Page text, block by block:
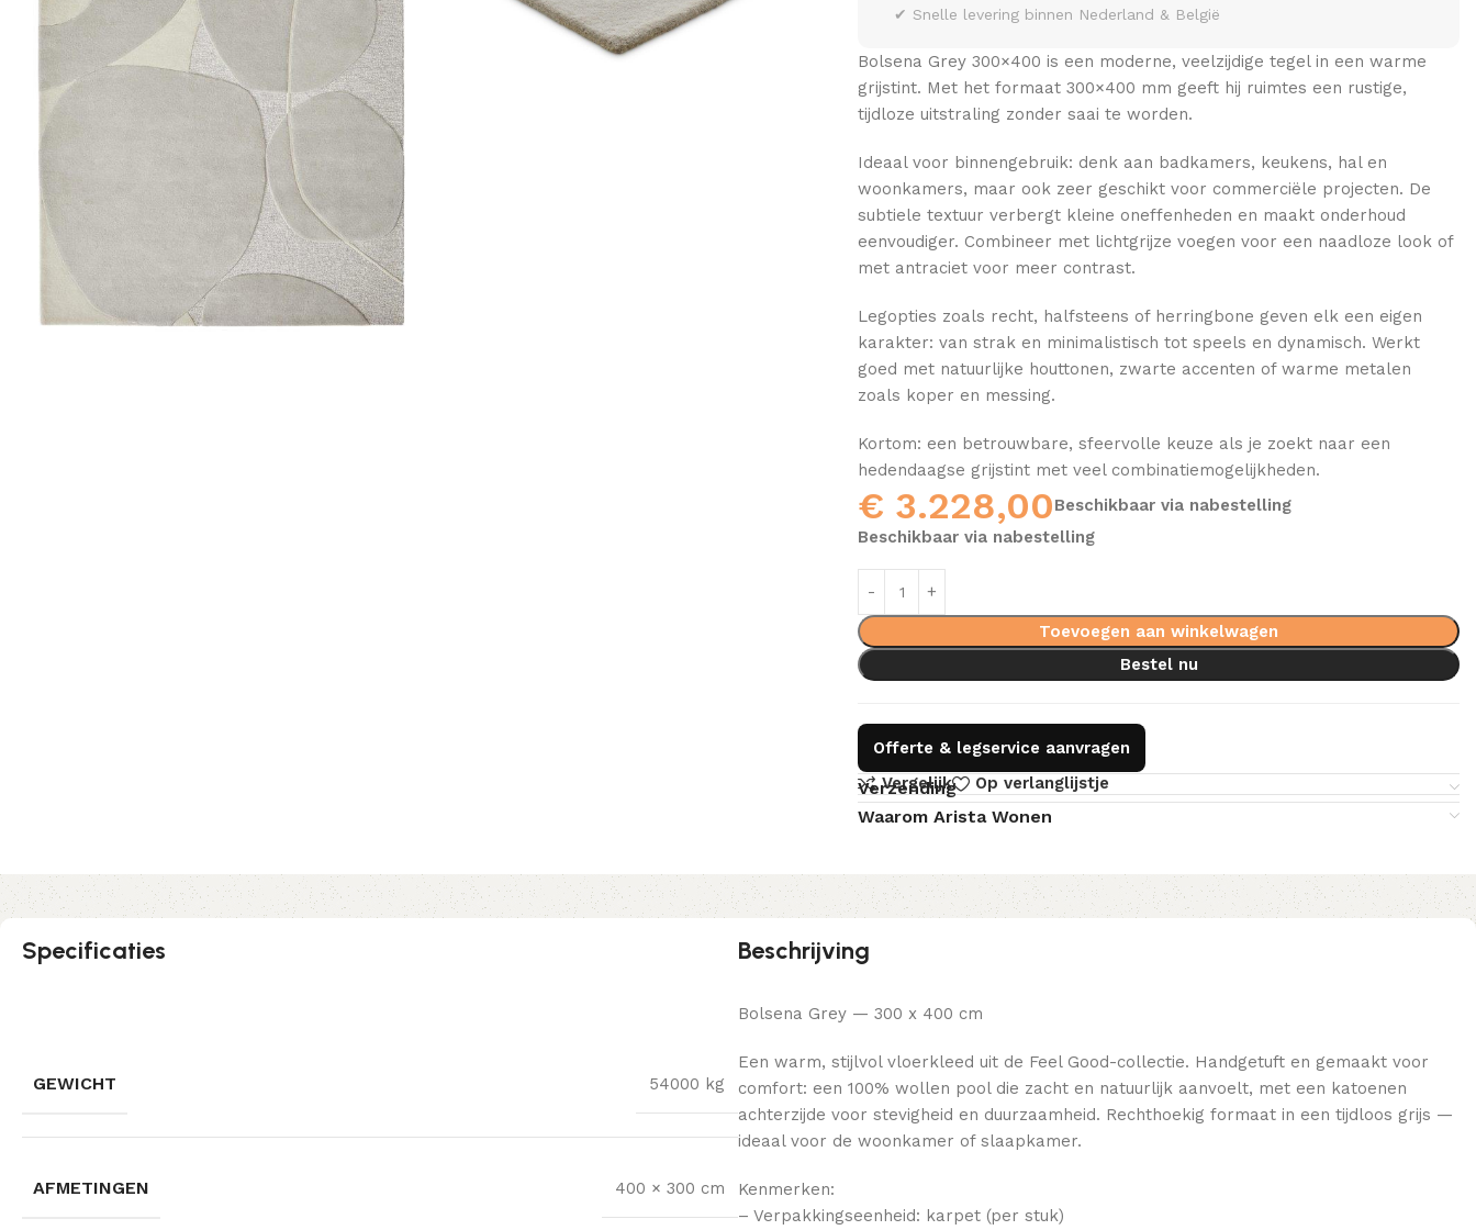
✔ Snelle levering binnen Nederland & België
Bolsena Grey 300×400 is een moderne, veelzijdige tegel in een warme
grijstint. Met het formaat 300×400 mm geeft hij ruimtes een rustige,
tijdloze uitstraling zonder saai te worden.
Ideaal voor binnengebruik: denk aan badkamers, keukens, hal en
woonkamers, maar ook zeer geschikt voor commerciële projecten. De
subtiele textuur verbergt kleine oneffenheden en maakt onderhoud
eenvoudiger. Combineer met lichtgrijze voegen voor een naadloze look of
met antraciet voor meer contrast.
Legopties zoals recht, halfsteens of herringbone geven elk een eigen
karakter: van strak en minimalistisch tot speels en dynamisch. Werkt
goed met natuurlijke houttonen, zwarte accenten of warme metalen
zoals koper en messing.
Kortom: een betrouwbare, sfeervolle keuze als je zoekt naar een
hedendaagse grijstint met veel combinatiemogelijkheden.
€ 3.228,00Beschikbaar via nabestelling
Beschikbaar via nabestelling
Toevoegen aan winkelwagen
Bestel nu
Offerte & legservice aanvragen
Vergelijk
Op verlanglijstje
Verzending
Waarom Arista Wonen
Specificaties
GEWICHT 54000 kg
AFMETINGEN 400 × 300 cm
Beschrijving
Bolsena Grey — 300 x 400 cm
Een warm, stijlvol vloerkleed uit de Feel Good-collectie. Handgetuft en gemaakt voor
comfort: een 100% wollen pool die zacht en natuurlijk aanvoelt, met een katoenen
achterzijde voor stevigheid en duurzaamheid. Rechthoekig formaat in een tijdloos grijs —
ideaal voor de woonkamer of slaapkamer.
Kenmerken:
– Verpakkingseenheid: karpet (per stuk)